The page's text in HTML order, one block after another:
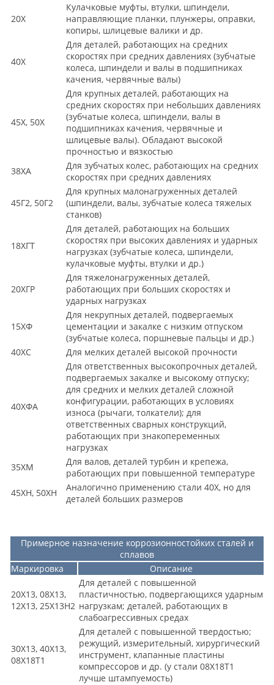
20Х
Кулачковые муфты, втулки, шпиндели,
направляющие планки, плунжеры, оправки,
копиры, шлицевые валики и др.
40Х
Для деталей, работающих на средних
скоростях при средних давлениях (зубчатые
колеса, шпиндели и валы в подшипниках
качения, червячные валы)
45Х, 50Х
Для крупных деталей, работающих на
средних скоростях при небольших давлениях
(зубчатые колеса, шпиндели, валы в
подшипниках качения, червячные и
шлицевые валы). Обладают высокой
прочностью и вязкостью
38ХА
Для зубчатых колес, работающих на средних
скоростях при средних давлениях
45Г2, 50Г2
Для крупных малонагруженных деталей
(шпиндели, валы, зубчатые колеса тяжелых
станков)
18ХГТ
Для деталей, работающих на больших
скоростях при высоких давлениях и ударных
нагрузках (зубчатые колеса, шпиндели,
кулачковые муфты, втулки и др.)
20ХГР
Для тяжелонагруженных деталей,
работающих при больших скоростях и
ударных нагрузках
15ХФ
Для некрупных деталей, подвергаемых
цементации и закалке с низким отпуском
(зубчатые колеса, поршневые пальцы и др.)
40ХС
Для мелких деталей высокой прочности
40ХФА
Для ответственных высокопрочных деталей,
подвергаемых закалке и высокому отпуску;
для средних и мелких деталей сложной
конфигурации, работающих в условиях
износа (рычаги, толкатели); для
ответственных сварных конструкций,
работающих при знакопеременных
нагрузках
35ХМ
Для валов, деталей турбин и крепежа,
работающих при повышенной температуре
45ХН, 50ХН
Аналогично применению стали 40Х, но для
деталей больших размеров
Примерное назначение коррозионностойких сталей и
сплавов
Маркировка
Описание
20Х13, 08Х13,
12Х13, 25Х13Н2
Для деталей с повышенной
пластичностью, подвергающихся ударным
нагрузкам; деталей, работающих в
слабоагрессивных средах
30Х13, 40Х13,
08Х18Т1
Для деталей с повышенной твердостью;
режущий, измерительный, хирургический
инструмент, клапанные пластины
компрессоров и др. (у стали 08Х18Т1
лучше штампуемость)